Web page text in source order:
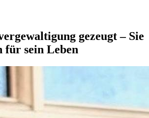
gezeugt – Sie
für sein Leben